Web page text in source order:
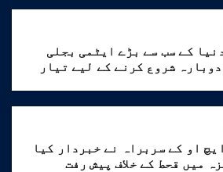
کے سب سے بڑے ایٹمی بجلی
شروع کرنے کے لیے تیار
او کے سربراہ نے خبردار کیا
میں قحط کے خلاف پیش رفت